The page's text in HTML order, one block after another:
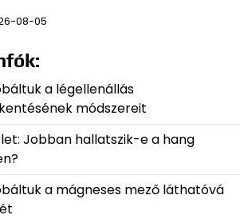
08-05
a légellenállás
módszereit
Jobban hallatszik-e a hang
a mágneses mező láthatóvá